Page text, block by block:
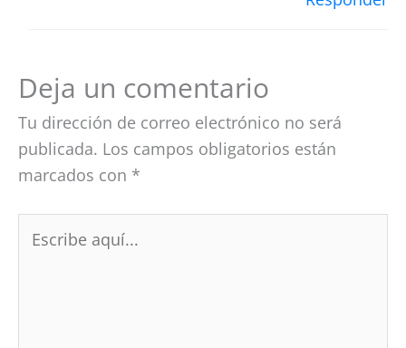
Deja un comentario
Tu dirección de correo electrónico no será
publicada. Los campos obligatorios están
marcados con *
aquí...